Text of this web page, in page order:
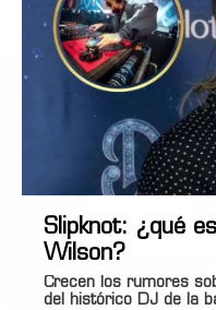
Slipknot: ¿qué
Wilson?
Crecen los rumores
del histórico DJ de la